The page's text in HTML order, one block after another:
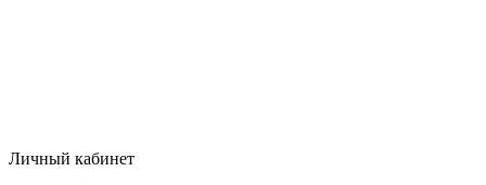
Личный кабинет